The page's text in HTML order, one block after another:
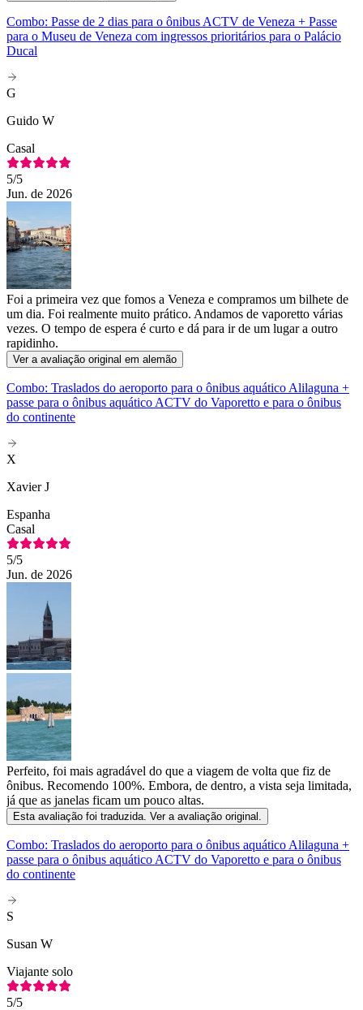
Combo: Passe de 2 dias para o ônibus ACTV de Veneza + Passe
para o Museu de Veneza com ingressos prioritários para o Palácio
Ducal
G
Guido W
Casal
5/5
Jun. de 2026
Foi a primeira vez que fomos a Veneza e compramos um bilhete de
um dia. Foi realmente muito prático. Andamos de vaporetto várias
vezes. O tempo de espera é curto e dá para ir de um lugar a outro
rapidinho.
Ver a avaliação original em alemão
Combo: Traslados do aeroporto para o ônibus aquático Alilaguna +
passe para o ônibus aquático ACTV do Vaporetto e para o ônibus
do continente
X
Xavier J
Espanha
Casal
5/5
Jun. de 2026
Perfeito, foi mais agradável do que a viagem de volta que fiz de
ônibus. Recomendo 100%. Embora, de dentro, a vista seja limitada,
já que as janelas ficam um pouco altas.
Esta avaliação foi traduzida. Ver a avaliação original.
Combo: Traslados do aeroporto para o ônibus aquático Alilaguna +
passe para o ônibus aquático ACTV do Vaporetto e para o ônibus
do continente
S
Susan W
Viajante solo
5/5